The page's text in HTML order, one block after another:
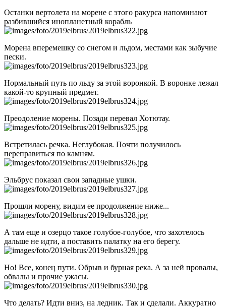
Останки вертолета на морене с этого ракурса напоминают
разбившийся инопланетный корабль
Морена вперемешку со снегом и льдом, местами как зыбучие
пески.
Нормальный путь по льду за этой воронкой. В воронке лежал
какой-то крупный предмет.
Преодоление морены. Позади перевал Хотютау.
Встретилась речка. Неглубокая. Почти получилось
переправиться по камням.
Эльбрус показал свои западные ушки.
Прошли морену, видим ее продолжение ниже...
А там еще и озерцо такое голубое-голубое, что захотелось
дальше не идти, а поставить палатку на его берегу.
Но! Все, конец пути. Обрыв и бурная река. А за ней провалы,
обвалы и прочие ужасы.
Что делать? Идти вниз, на ледник. Так и сделали. Аккуратно